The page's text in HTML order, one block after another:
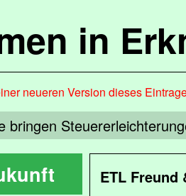
in
neueren Version dieses
bringen
ETL Freund